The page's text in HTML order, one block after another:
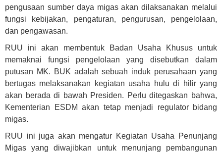
pengusaan sumber daya migas akan dilaksanakan melalui
fungsi kebijakan, pengaturan, pengurusan, pengelolaan,
dan pengawasan.
RUU ini akan membentuk Badan Usaha Khusus untuk
memaknai fungsi pengelolaan yang disebutkan dalam
putusan MK. BUK adalah sebuah induk perusahaan yang
bertugas melaksanakan kegiatan usaha hulu di hilir yang
akan berada di bawah Presiden. Perlu ditegaskan bahwa,
Kementerian ESDM akan tetap menjadi regulator bidang
migas.
RUU ini juga akan mengatur Kegiatan Usaha Penunjang
Migas yang diwajibkan untuk menunjang pembangunan